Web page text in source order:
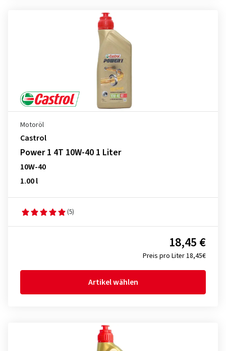
Motoröl
Castrol
Power 1 4T 10W-40 1 Liter
10W-40
1.00 l
(5)
Preis pro Liter 18,45€
18,45 €
Artikel wählen